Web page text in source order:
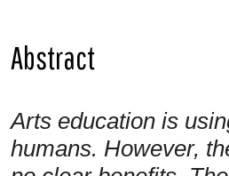
Abstract
Arts education is
humans. However,